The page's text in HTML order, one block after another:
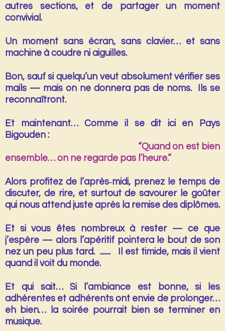
autres sections, et de partager un moment
convivial.
Un moment sans écran, sans clavier… et sans
machine à coudre ni aiguilles.
Bon, sauf si quelqu’un veut absolument vérifier ses
mails — mais on ne donnera pas de noms. Ils se
reconnaîtront.
Et maintenant… Comme il se dit ici en Pays
Bigouden :
“Quand on est bien
ensemble… on ne regarde pas l’heure.”
Alors profitez de l’après‑midi, prenez le temps de
discuter, de rire, et surtout de savourer le goûter
qui nous attend juste après la remise des diplômes.
Et si vous êtes nombreux à rester — ce que
j’espère — alors l’apéritifpointera le bout de son
nez un peu plus tard. ....... Il est timide, mais il vient
quand il voit du monde.
Et qui sait… Si l’ambiance est bonne, si les
adhérentes et adhérents ont envie de prolonger…
eh bien…
la soirée pourrait bien se terminer en
musique.